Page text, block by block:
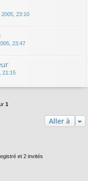
2005, 23:10
23:47
21:15
1
Aller à
et 2 invités